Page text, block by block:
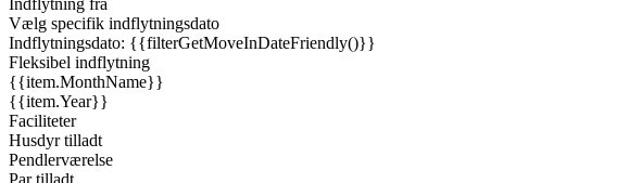
Indflytning fra
Vælg specifik indflytningsdato
Indflytningsdato: {{filterGetMoveInDateFriendly()}}
Fleksibel indflytning
{{item.MonthName}}
{{item.Year}}
Faciliteter
Husdyr tilladt
Pendlerværelse
Par tilladt